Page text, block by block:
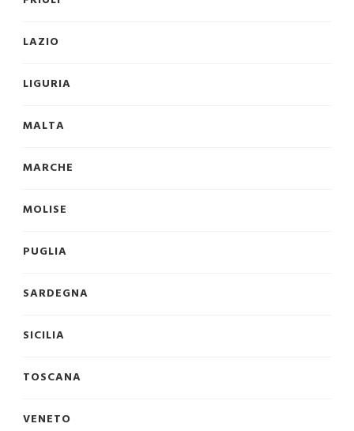
LAZIO
LIGURIA
MALTA
MARCHE
MOLISE
PUGLIA
SARDEGNA
SICILIA
TOSCANA
VENETO